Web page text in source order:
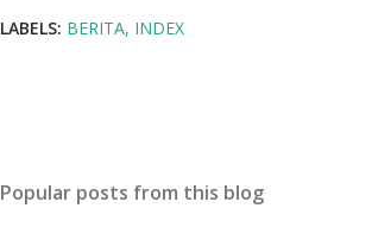
LABELS: BERITA INDEX
Popular posts from this blog